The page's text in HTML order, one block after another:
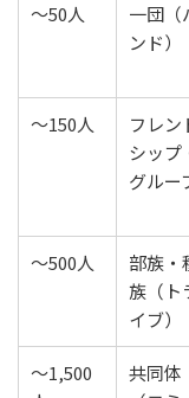
～50人
一団（
ンド）
～150人
フレン
シップ
グルー
～500人
部族・
族（ト
イブ）
～1,500
共同体